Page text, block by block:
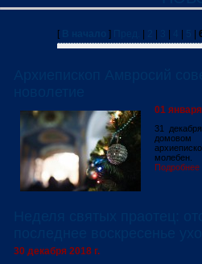
[ ]
01
31
домовом
молебен.
Подробнее
30 декабря 2018 г.